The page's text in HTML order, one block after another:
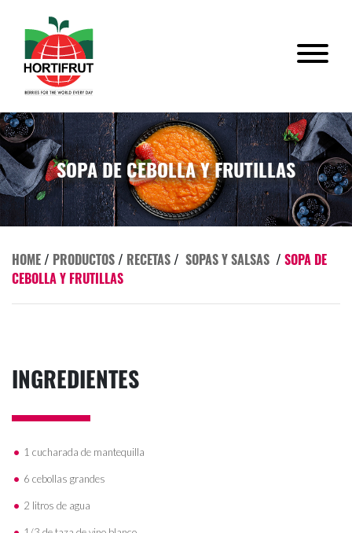
SOPA DE CEBOLLA Y FRUTILLAS
HOME/ PRODUCTOS/ RECETAS/ SOPAS Y SALSAS / SOPA DE
CEBOLLA Y FRUTILLAS
INGREDIENTES
1 cucharada de mantequilla
6 cebollas grandes
2 litros de agua